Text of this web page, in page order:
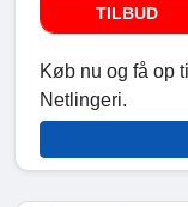
TILBUD
Køb nu og få op
Netlingeri.